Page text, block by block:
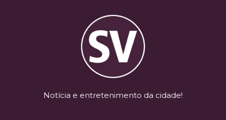
Notícia e entretenimento da cidade!